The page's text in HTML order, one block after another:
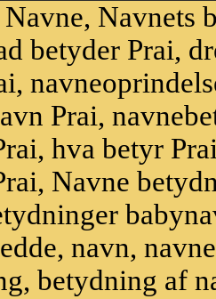
Navnets
betyder Prai,
Prai,
hva betyr
Navne
navn,
betydning af